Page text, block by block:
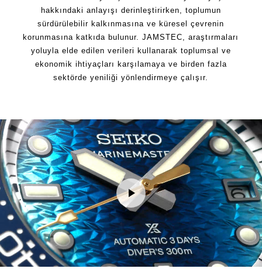
hakkındaki anlayışı derinleştirirken, toplumun
sürdürülebilir kalkınmasına ve küresel çevrenin
korunmasına katkıda bulunur. JAMSTEC, araştırmaları
yoluyla elde edilen verileri kullanarak toplumsal ve
ekonomik ihtiyaçları karşılamaya ve birden fazla
sektörde yeniliği yönlendirmeye çalışır.